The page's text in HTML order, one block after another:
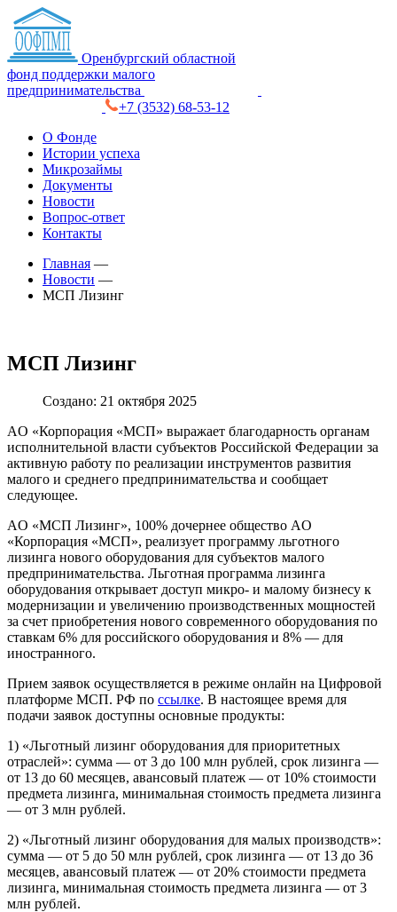
Оренбургский областной
фонд поддержки малого
предпринимательства
+7 (3532) 68-53-12
О Фонде
Истории успеха
Микрозаймы
Документы
Новости
Вопрос-ответ
Контакты
Главная —
Новости —
МСП Лизинг
МСП Лизинг
Создано: 21 октября 2025
AO «Корпорация «МСП» выражает благодарность органам
исполнительной власти субъектов Российской Федерации за
активную работу по реализации инструментов развития
малого и среднего предпринимательства и сообщает
следующее.
AO «МСП Лизинг», 100% дочернее общество AO
«Корпорация «МСП», реализует программу льготного
лизинга нового оборудования для субъектов малого
предпринимательства. Льготная программа лизинга
оборудования открывает доступ микро- и малому бизнесу к
модернизации и увеличению производственных мощностей
за счет приобретения нового современного оборудования по
ставкам 6% для российского оборудования и 8% — для
иностранного.
Прием заявок осуществляется в режиме онлайн на Цифровой
платформе МСП. РФ по ссылке. В настоящее время для
подачи заявок доступны основные продукты:
1) «Льготный лизинг оборудования для приоритетных
отраслей»: сумма — от 3 до 100 млн рублей, срок лизинга —
от 13 до 60 месяцев, авансовый платеж — от 10% стоимости
предмета лизинга, минимальная стоимость предмета лизинга
— от 3 млн рублей.
2) «Льготный лизинг оборудования для малых производств»:
сумма — от 5 до 50 млн рублей, срок лизинга — от 13 до 36
месяцев, авансовый платеж — от 20% стоимости предмета
лизинга, минимальная стоимость предмета лизинга — от 3
млн рублей.